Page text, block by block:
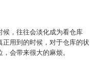
候，往往会淡化成为看仓库
用到的时候，对于仓库的状
会带来很大的麻烦。